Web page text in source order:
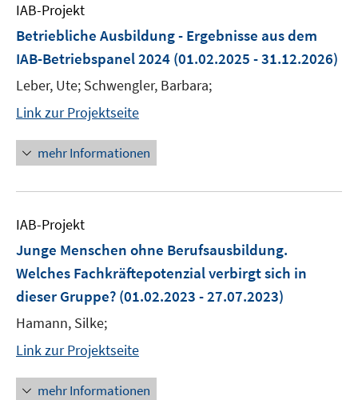
IAB-Projekt
Betriebliche Ausbildung - Ergebnisse aus dem
IAB-Betriebspanel 2024 (01.02.2025 - 31.12.2026)
Leber, Ute; Schwengler, Barbara;
Link zur Projektseite
mehr Informationen
IAB-Projekt
Junge Menschen ohne Berufsausbildung.
Welches Fachkräftepotenzial verbirgt sich in
dieser Gruppe? (01.02.2023 - 27.07.2023)
Hamann, Silke;
Link zur Projektseite
mehr Informationen